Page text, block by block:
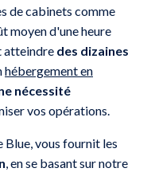
de cabinets comme
moyen d'une heure
atteindre des dizaines
hébergement en
nécessité
vos opérations.
Blue, vous fournit les
, en se basant sur notre